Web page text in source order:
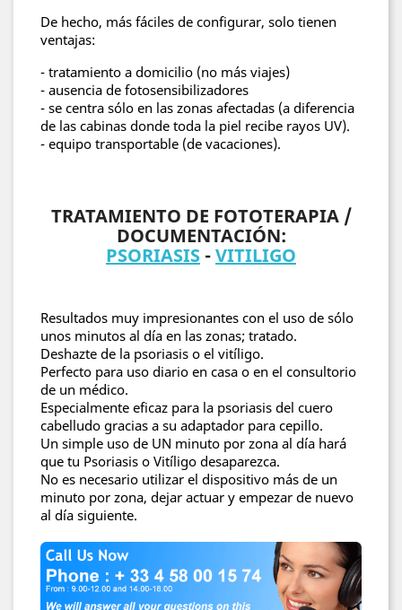
De hecho, más fáciles de configurar, solo tienen
ventajas:
- tratamiento a domicilio (no más viajes)
- ausencia de fotosensibilizadores
- se centra sólo en las zonas afectadas (a diferencia
de las cabinas donde toda la piel recibe rayos UV).
- equipo transportable (de vacaciones).
TRATAMIENTO DE FOTOTERAPIA /
DOCUMENTACIÓN:
PSORIASIS -VITILIGO
Resultados muy impresionantes con el uso de sólo
unos minutos al día en las zonas; tratado.
Deshazte de la psoriasis o el vitíligo.
Perfecto para uso diario en casa o en el consultorio
de un médico.
Especialmente eficaz para la psoriasis del cuero
cabelludo gracias a su adaptador para cepillo.
Un simple uso de UN minuto por zona al día hará
que tu Psoriasis o Vitíligo desaparezca.
No es necesario utilizar el dispositivo más de un
minuto por zona, dejar actuar y empezar de nuevo
al día siguiente.